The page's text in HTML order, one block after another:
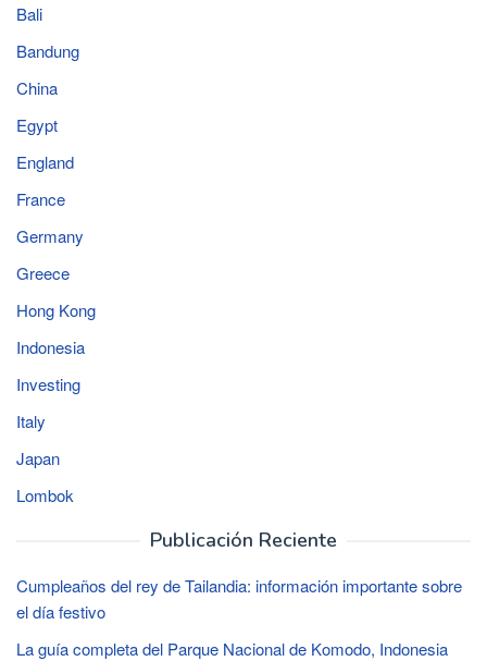
Bali
Bandung
China
Egypt
England
France
Germany
Greece
Hong Kong
Indonesia
Investing
Italy
Japan
Lombok
Publicación Reciente
Cumpleaños del rey de Tailandia: información importante sobre
el día festivo
La guía completa del Parque Nacional de Komodo, Indonesia